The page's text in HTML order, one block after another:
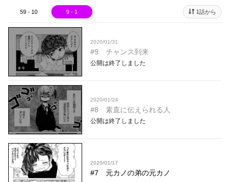
59 - 10 9 - 1 1話から
2020/01/31
#9 チャンス到来
公開は終了しました
2020/01/24
#8 素直に伝えられる人
公開は終了しました
2020/01/17
#7 元カノの弟の元カノ